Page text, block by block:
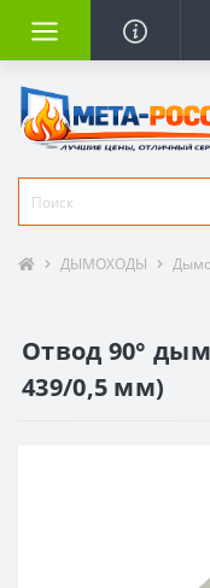
ДЫМОХОДЫ
Отвод 90°
439/0,5 мм)